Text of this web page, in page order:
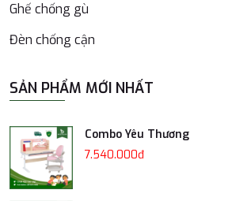
Ghế chống gù
Đèn chống cận
SẢN PHẨM MỚI NHẤT
Combo Yêu Thương
7.540.000đ